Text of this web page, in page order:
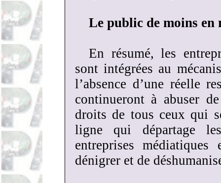
Le public de moins en
En résumé, les
sont intégrées au
l’absence d’une réelle
continueront à abuser
droits de tous ceux qui
ligne qui départage
entreprises
dénigrer et de